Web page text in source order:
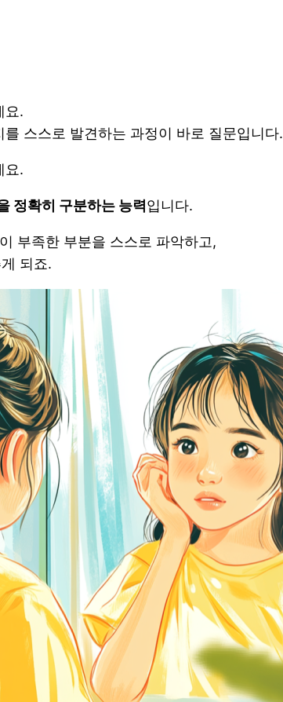
요.
스스로 발견하는 과정이 바로 질문입니다.
요.
정확히 구분하는 능력입니다.
부족한 부분을 스스로 파악하고,
되죠.